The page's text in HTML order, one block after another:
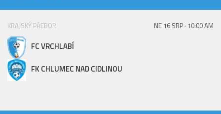
Hráči
Rozpis zápasů
Realizační tým
Mladší přípravka
KRAJSKÝ PŘEBOR NE 16 SRP · 10:00 AM
FC VRCHLABÍ
FK CHLUMEC NAD CIDLINOU